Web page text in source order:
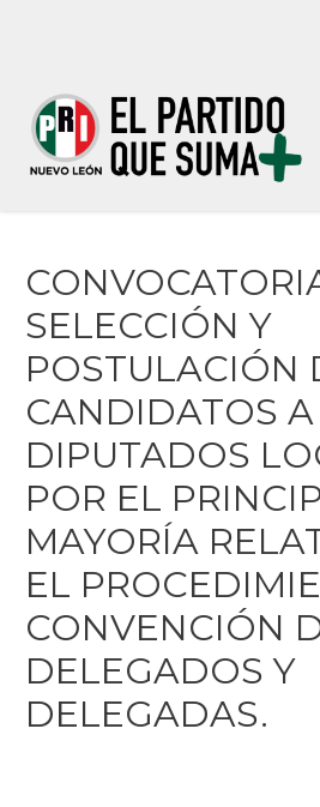
SELECCIÓN Y
POSTULACIÓN
CANDIDATOS A
DIPUTADOS
POR EL
MAYORÍA
EL
CONVENCIÓN
DELEGADOS Y
DELEGADAS.